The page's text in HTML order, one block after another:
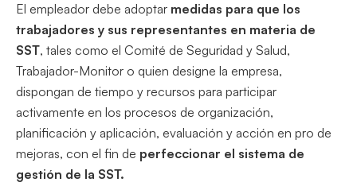
El empleador debe adoptar medidas para que los
trabajadores y sus representantes en materia de
SST, tales como el Comité de Seguridad y Salud,
Trabajador-Monitor o quien designe la empresa,
dispongan de tiempo y recursos para participar
activamente en los procesos de organización,
planificación y aplicación, evaluación y acción en pro de
mejoras, con el fin de perfeccionar el sistema de
gestión de la SST.